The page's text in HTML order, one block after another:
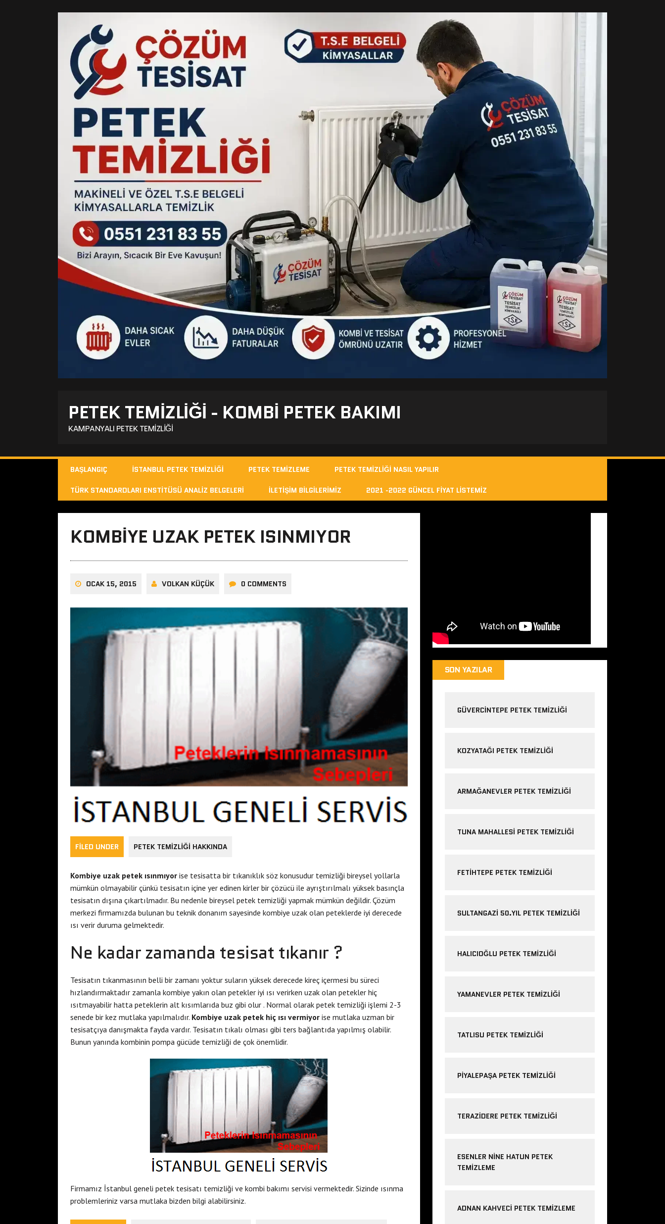
PETEK TEMIZLIĞI - KOMBI PETEK BAKIMI
KAMPANYALI PETEK TEMIZLIĞI
BAŞLANGIÇ İSTANBUL PETEK TEMIZLIĞI PETEK TEMIZLEME PETEK TEMIZLIĞI NASIL YAPILIR
TÜRK STANDARDLARI ENSTITÜSÜ ANALIZ BELGELERI İLETIŞIM BILGILERIMIZ 2021 -2022 GÜNCEL FIYAT LISTEMIZ
KOMBIYE UZAK PETEK ISINMIYOR
OCAK 15, 2015 VOLKAN KÜÇÜK 0 COMMENTS
FILED UNDER PETEK TEMIZLIĞI HAKKINDA
Kombiye uzak petek ısınmıyor ise tesisatta bir tıkanıklık söz konusudur temizliği bireysel yollarla
mümkün olmayabilir çünkü tesisatın içine yer edinen kirler bir çözücü ile ayrıştırılmalı yüksek basınçla
tesisatın dışına çıkartılmadır. Bu nedenle bireysel petek temizliği yapmak mümkün değildir. Çözüm
merkezi firmamızda bulunan bu teknik donanım sayesinde kombiye uzak olan peteklerde iyi derecede
ısı verir duruma gelmektedir.
Ne kadar zamanda tesisat tıkanır ?
Tesisatın tıkanmasının belli bir zamanı yoktur suların yüksek derecede kireç içermesi bu süreci
hızlandırmaktadır zamanla kombiye yakın olan petekler iyi ısı verirken uzak olan petekler hiç
ısıtmayabilir hatta peteklerin alt kısımlarıda buz gibi olur . Normal olarak petek temizliği işlemi 2-3
senede bir kez mutlaka yapılmalıdır. Kombiye uzak petek hiç ısı vermiyor ise mutlaka uzman bir
tesisatçıya danışmakta fayda vardır. Tesisatın tıkalı olması gibi ters bağlantıda yapılmış olabilir.
Bunun yanında kombinin pompa gücüde temizliği de çok önemlidir.
Firmamız İstanbul geneli petek tesisatı temizliği ve kombi bakımı servisi vermektedir. Sizinde ısınma
problemleriniz varsa mutlaka bizden bilgi alabilirsiniz.
SON YAZILAR
GÜVERCINTEPE PETEK TEMIZLIĞI
KOZYATAĞI PETEK TEMIZLIĞI
ARMAĞANEVLER PETEK TEMIZLIĞI
TUNA MAHALLESI PETEK TEMIZLIĞI
FETIHTEPE PETEK TEMIZLIĞI
SULTANGAZI 50.YIL PETEK TEMIZLIĞI
HALICIOĞLU PETEK TEMIZLIĞI
YAMANEVLER PETEK TEMIZLIĞI
TATLISU PETEK TEMIZLIĞI
PIYALEPAŞA PETEK TEMIZLIĞI
TERAZIDERE PETEK TEMIZLIĞI
ESENLER NINE HATUN PETEK
TEMIZLEME
ADNAN KAHVECI PETEK TEMIZLEME